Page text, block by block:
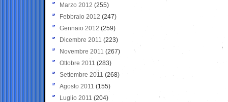
Marzo 2012 (255)
Febbraio 2012 (247)
Gennaio 2012 (259)
Dicembre 2011 (223)
Novembre 2011 (267)
Ottobre 2011 (283)
Settembre 2011 (268)
Agosto 2011 (155)
Luglio 2011 (204)